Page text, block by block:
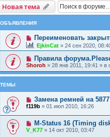
тема
Новаятема
ОБЪЯВЛЕНИЯ
Переименовать
EjkinCat » 24 сен 2020,
Правила
Shoroh » 28 янв 2011, 19:41 » в
ТЕМЫ
Замена ремней на 5877
f119b » 01 июл 2010, 16:26
M-Status 16 (Timing
V_K77 » 14 окт 2010, 03:47